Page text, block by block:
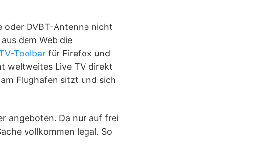
oder DVBT-Antenne nicht
dem Web die
Toolbar für Firefox und
weltweites Live TV direkt
Flughafen sitzt und sich
angeboten. Da nur auf frei
vollkommen legal. So